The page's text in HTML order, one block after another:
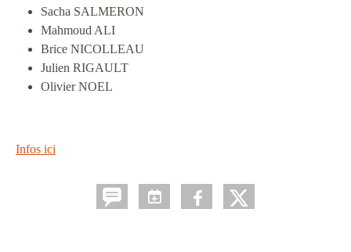
Sacha SALMERON
Mahmoud ALI
Brice NICOLLEAU
Julien RIGAULT
Olivier NOEL
Infos ici